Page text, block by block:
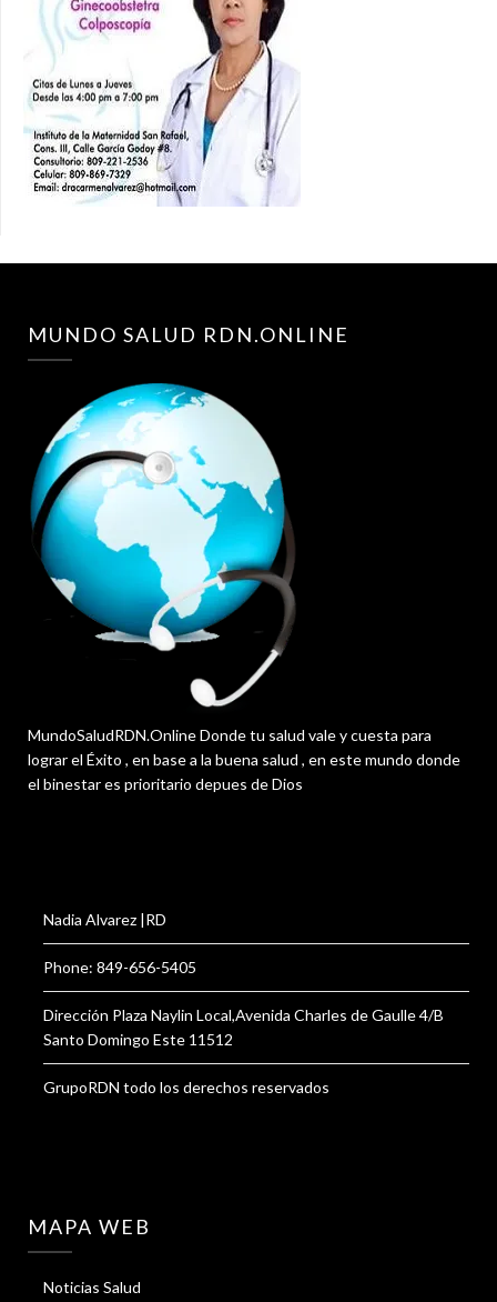
MUNDO SALUD RDN.ONLINE
MundoSaludRDN.Online Donde tu salud vale y cuesta para
lograr el Éxito , en base a la buena salud , en este mundo donde
el binestar es prioritario depues de Dios
Nadia Alvarez |RD
Phone: 849-656-5405
Dirección Plaza Naylin Local,Avenida Charles de Gaulle 4/B
Santo Domingo Este 11512
GrupoRDN todo los derechos reservados
MAPA WEB
Noticias Salud